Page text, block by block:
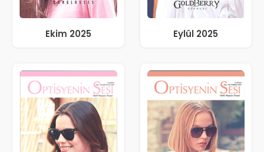
Ekim 2025 Eylül 2025